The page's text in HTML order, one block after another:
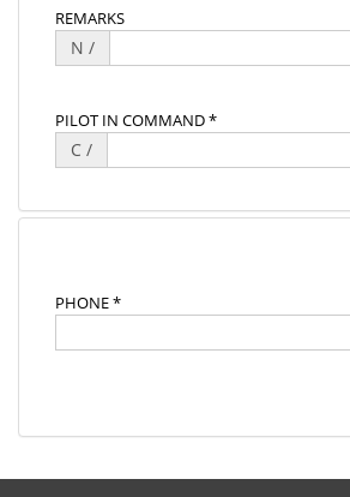
REMARKS
N /
PILOT IN COMMAND *
C /
PHONE *